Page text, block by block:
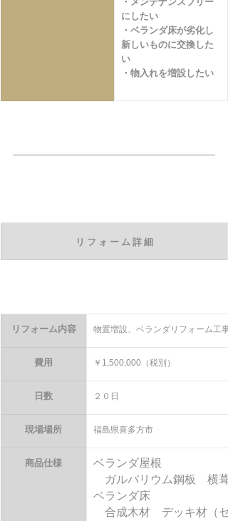
にしたい
・ベランダ床が劣化し
新しいものに交換した
い
・物入れを増設したい
リ フ ォ ー ム 詳 細
リフォーム内容 物置増設、ベランダリフォーム工事
費用 ￥1,500,000（税別）
日数 ２０日
現場場所 福島県喜多方市
商品仕様
ベランダ屋根
ガルバリウム鋼板　横葺
ベランダ床
合成木材　デッキ材（セ